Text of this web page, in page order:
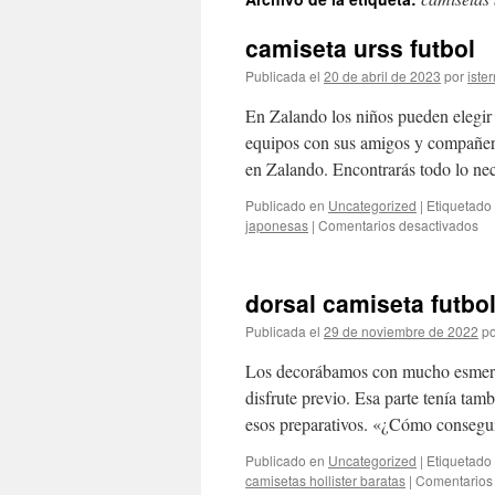
contenido
camiseta urss futbol
Publicada el 20 de abril de 2023 por
En Zalando los niños pueden
equipos con sus amigos y
en Zalando. Encontrarás todo lo
Publicado en Uncategorized | Etiquetado
japonesas | Comentarios desactivadosen
dorsal camiseta futbol
Publicada el 29 de noviembre de 2022
Los decorábamos con mucho
disfrute previo. Esa parte tenía
esos preparativos. «¿Cómo
Publicado en Uncategorized | Etiquetado
camisetas hollister baratas |